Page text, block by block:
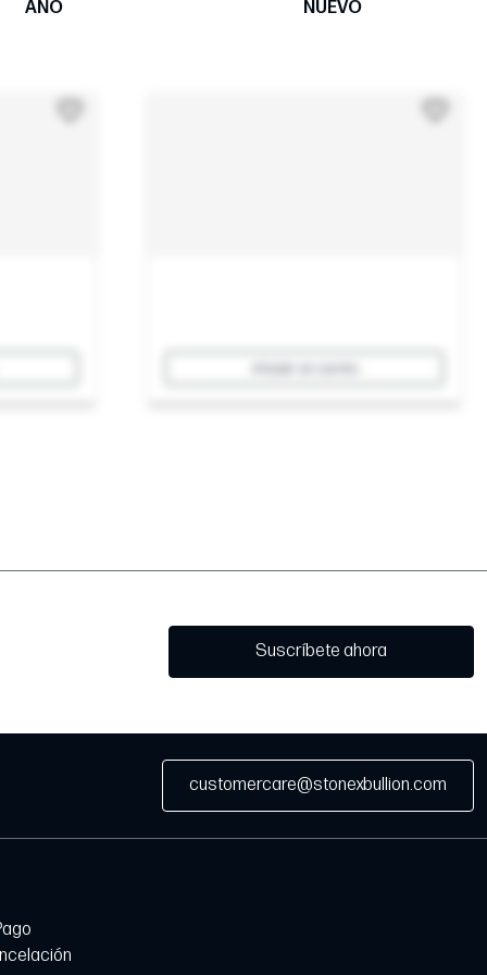
AÑO NUEVO
Suscríbete ahora
customercare@stonexbullion.com